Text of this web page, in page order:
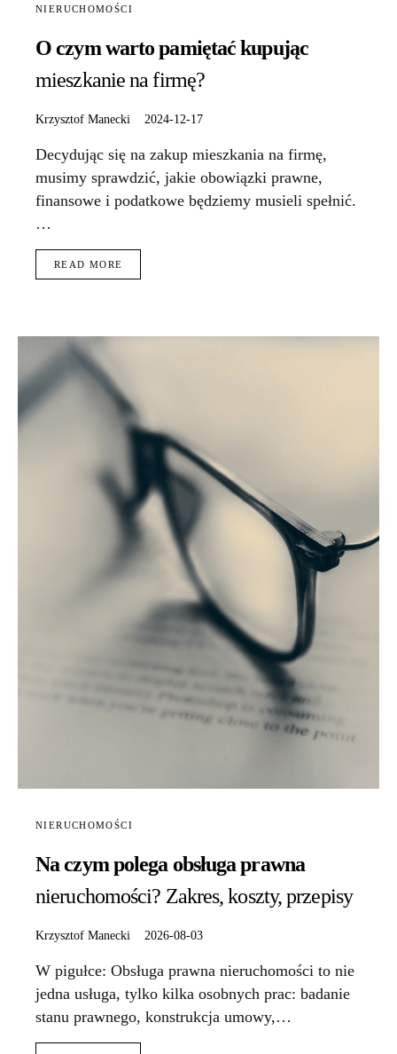
NIERUCHOMOŚCI
O czym warto pamiętać kupując
mieszkanie na firmę?
Krzysztof Manecki 2024-12-17
Decydując się na zakup mieszkania na firmę,
musimy sprawdzić, jakie obowiązki prawne,
finansowe i podatkowe będziemy musieli spełnić.
…
READ MORE
NIERUCHOMOŚCI
Na czym polega obsługa prawna
nieruchomości? Zakres, koszty, przepisy
Krzysztof Manecki 2026-08-03
W pigułce: Obsługa prawna nieruchomości to nie
jedna usługa, tylko kilka osobnych prac: badanie
stanu prawnego, konstrukcja umowy,…